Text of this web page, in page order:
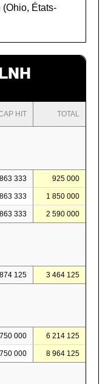
États-
HIT TOTAL
863 333 925 000
863 333 1 850 000
863 333 2 590 000
874 125 3 464 125
000 6 214 125
000 8 964 125